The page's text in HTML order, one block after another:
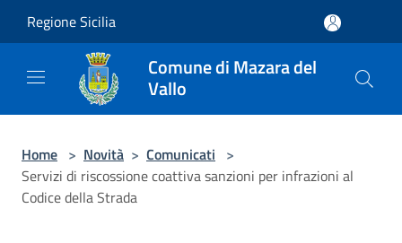
Regione Sicilia
Comune di Mazara del
Vallo
Home > Novità > Comunicati >
Servizi di riscossione coattiva sanzioni per infrazioni al
Codice della Strada